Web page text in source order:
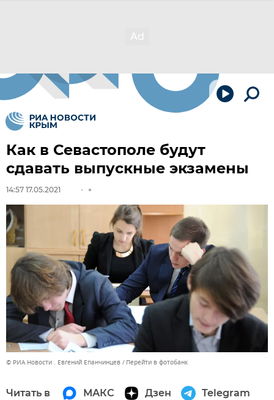
Как в Севастополе будут
сдавать выпускные экзамены
14:57 17.05.2021
© РИА Новости . Евгений Епанчинцев Перейти в фотобанк
Читать в МАКС Дзен Telegram